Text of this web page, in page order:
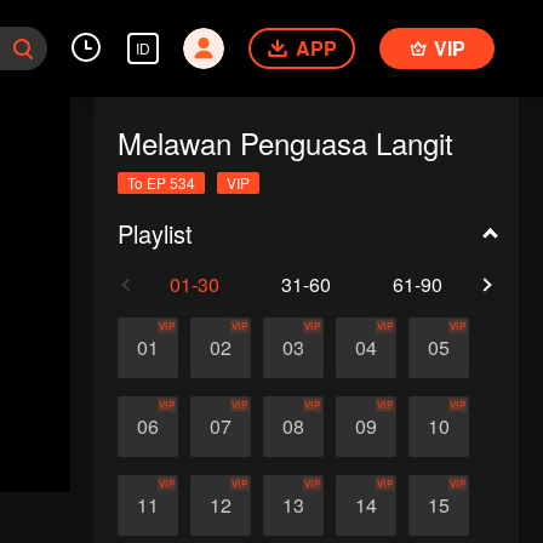
ID APP VIP
Melawan Penguasa Langit
To EP 534 VIP
Playlist
01-30 31-60 61-90
01
VIP
02
VIP
03
VIP
04
VIP
05
VIP
06
VIP
07
VIP
08
VIP
09
VIP
10
VIP
11
VIP
12
VIP
13
VIP
14
VIP
15
VIP